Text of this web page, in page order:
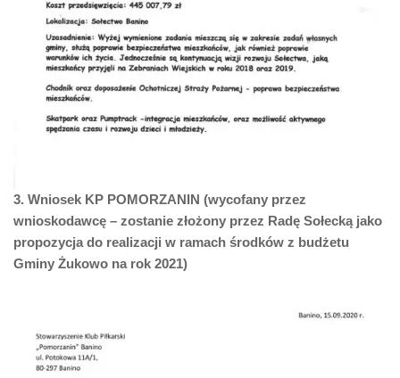
3. Wniosek KP POMORZANIN (wycofany przez
wnioskodawcę – zostanie złożony przez Radę Sołecką jako
propozycja do realizacji w ramach środków z budżetu
Gminy Żukowo na rok 2021)